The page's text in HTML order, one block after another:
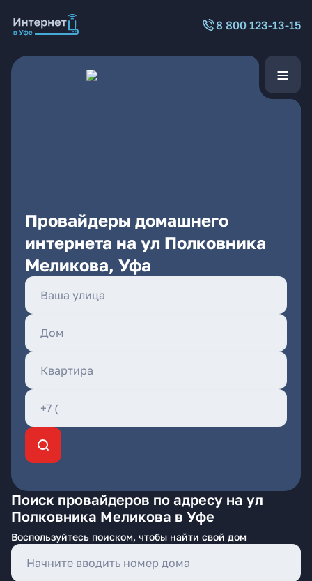
8 800 123-13-15
Провайдеры домашнего
интернета на ул Полковника
Меликова, Уфа
Поиск провайдеров по адресу на ул
Полковника Меликова в Уфе
Воспользуйтесь поиском, чтобы найти свой дом